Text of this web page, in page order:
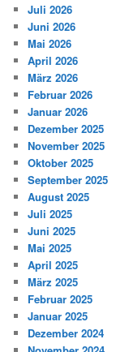
Juli 2026
Juni 2026
Mai 2026
April 2026
März 2026
Februar 2026
Januar 2026
Dezember 2025
November 2025
Oktober 2025
September 2025
August 2025
Juli 2025
Juni 2025
Mai 2025
April 2025
März 2025
Februar 2025
Januar 2025
Dezember 2024